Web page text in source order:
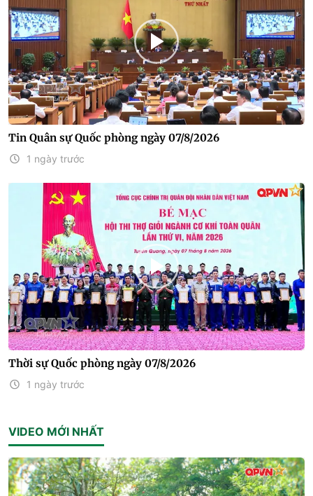
Tin Quân sự Quốc phòng ngày 07/8/2026
1 ngày trước
Thời sự Quốc phòng ngày 07/8/2026
1 ngày trước
VIDEO MỚI NHẤT